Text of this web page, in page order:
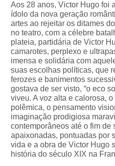
Aos 28 anos, Victor Hugo foi
ídolo da nova geração
artes ao rejeitar os ditames
no teatro, com a célebre
plateia, partidária de Victor
camarotes, perplexo e
imensa e solidária com
suas escolhas políticas, que
ferozes e banimentos
gostava de ser visto, “o eco
viveu. A voz alta e calorosa,
polêmica, o pensamento
imaginação prodigiosa
contemporâneos até o fim de
apaixonadas, pontuadas por
vida e a obra de Victor Hugo
história do século XIX na